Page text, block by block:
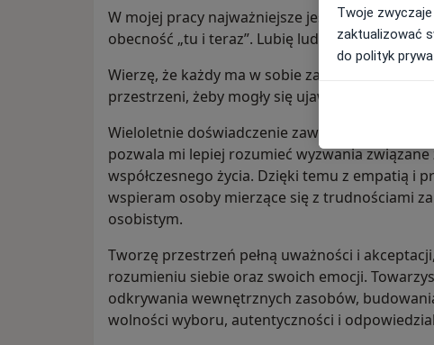
W mojej pracy najważniejsze jest dla mnie
obecność „tu i teraz”. Lubię ludzi i
Wierzę, że każdy ma w sobie zasoby i własną
przestrzeni, żeby mogły się ujawnić.
Wieloletnie doświadczenie zawodowe zdobyte
pozwala mi lepiej rozumieć wyzwania
współczesnego życia. Dzięki temu z empatią i
wspieram osoby mierzące się z trudnościami
osobistym.
Tworzę przestrzeń pełną uważności i
rozumieniu siebie oraz swoich emocji.
odkrywania wewnętrznych zasobów,
wolności wyboru, autentyczności i
Twoje
zaktualizować
do polityk